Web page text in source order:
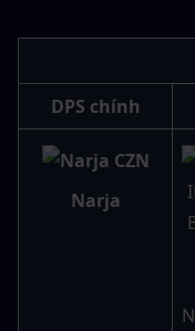
DPS chính
Narja